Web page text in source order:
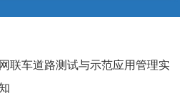
联车道路测试与示范应用管理实